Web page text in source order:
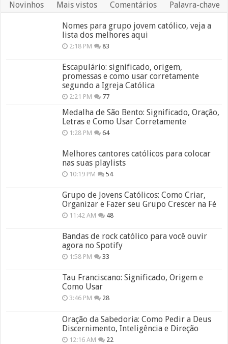
Novinhos Mais vistos Comentários Palavra-chave
Nomes para grupo jovem católico, veja a
lista dos melhores aqui
2:18 PM 83
Escapulário: significado, origem,
promessas e como usar corretamente
segundo a Igreja Católica
2:21 PM 77
Medalha de São Bento: Significado, Oração,
Letras e Como Usar Corretamente
1:28 PM 64
Melhores cantores católicos para colocar
nas suas playlists
10:19 PM 54
Grupo de Jovens Católicos: Como Criar,
Organizar e Fazer seu Grupo Crescer na Fé
11:42 AM 48
Bandas de rock católico para você ouvir
agora no Spotify
1:58 PM 33
Tau Franciscano: Significado, Origem e
Como Usar
3:46 PM 28
Oração da Sabedoria: Como Pedir a Deus
Discernimento, Inteligência e Direção
12:16 AM 22